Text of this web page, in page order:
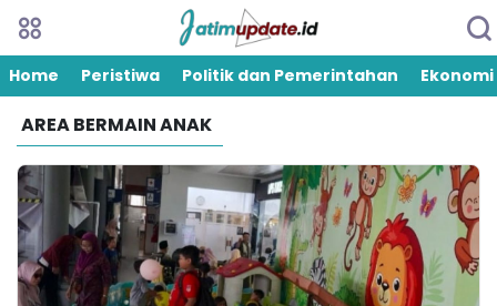
Home Peristiwa Politik dan Pemerintahan Ekonomi
AREA BERMAIN ANAK